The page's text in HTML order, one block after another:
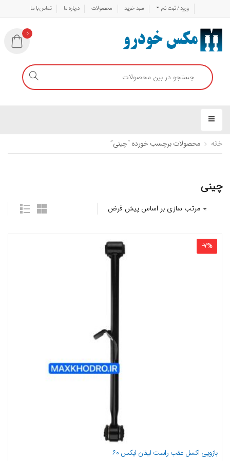
ورود / ثبت نام سبد خرید محصولات درباره ما تماس با ما
0
خانه محصولات برچسب خورده “چینی”
چینی
-7%
بازویی اکسل عقب راست لیفان ایکس ۶۰